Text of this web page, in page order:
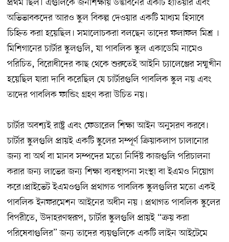
প্রথম ছিল। এগুলিকে জনশিক্ষায় উদ্ভাবনের একটি হাতিয়ার এবং
অভিভাবকদের আরও স্কুল বিকল্প দেওয়ার একটি মাধ্যম হিসাবে
চিহ্নিত করা হয়েছিল। সমালোচকরা বলছেন তাদের ফলাফল মিশ্র ।
মিশিগানের চার্টার স্কুলগুলি, যা পাবলিক স্কুল একাডেমি নামেও
পরিচিত, বিরোধীদের কাছ থেকে শুরুতেই আইনি চ্যালেঞ্জের সম্মুখীন
হয়েছিল যারা দাবি করেছিল যে চার্টারগুলি পাবলিক স্কুল নয় এবং
তাদের পাবলিক ফান্ডিং গ্রহণ করা উচিত নয়।
চার্টার অবশ্যই রাষ্ট্র এবং ফেডারেল শিক্ষা আইন অনুসরণ করবে।
চার্টার স্কুলগুলি প্রায়ই একটি স্কুলের সম্পূর্ণ ক্রিয়াকলাপ চালানোর
জন্য বা অর্থ বা মানব সম্পদের মতো নির্দিষ্ট কাজগুলি পরিচালনা
করার জন্য লাভের জন্য শিক্ষা ব্যবস্থাপনা সংস্থা বা ইএমও নিয়োগ
করে।প্রাইভেট ইএমওগুলি প্রথাগত পাবলিক স্কুলগুলির মতো একই
পাবলিক ইনফরমেশন আইনের অধীন নয়৷ প্রথাগত পাবলিক স্কুলের
বিপরীতে, উদাহরণস্বরূপ, চার্টার স্কুলগুলি প্রায়ই “ক্রয় করা
পরিষেবাগুলির” জন্য তাদের ব্যয়গুলিকে একটি লাইন আইটেমে